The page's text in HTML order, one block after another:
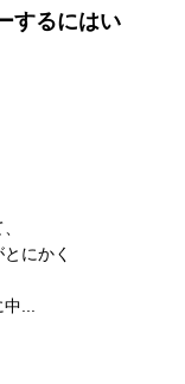
するにはい
にかく
...